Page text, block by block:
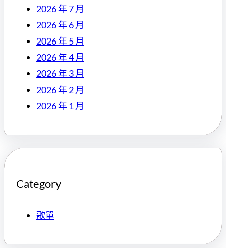
2026 年 7 月
2026 年 6 月
2026 年 5 月
2026 年 4 月
2026 年 3 月
2026 年 2 月
2026 年 1 月
Category
歌單